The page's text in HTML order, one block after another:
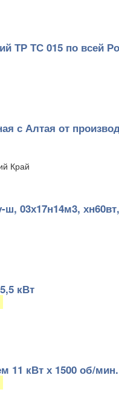
ТР ТС 015 по всей
с Алтая от
Край
ш, 03х17н14м3,
кВт
11 кВт х 1500 об/мин.